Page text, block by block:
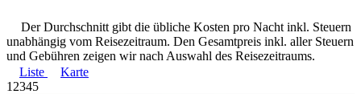
Der Durchschnitt gibt die übliche Kosten pro Nacht inkl. Steuern
unabhängig vom Reisezeitraum. Den Gesamtpreis inkl. aller Steuern
und Gebühren zeigen wir nach Auswahl des Reisezeitraums.
Liste
Karte
1 2345